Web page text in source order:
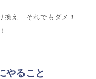
換え それでもダメ！
やること